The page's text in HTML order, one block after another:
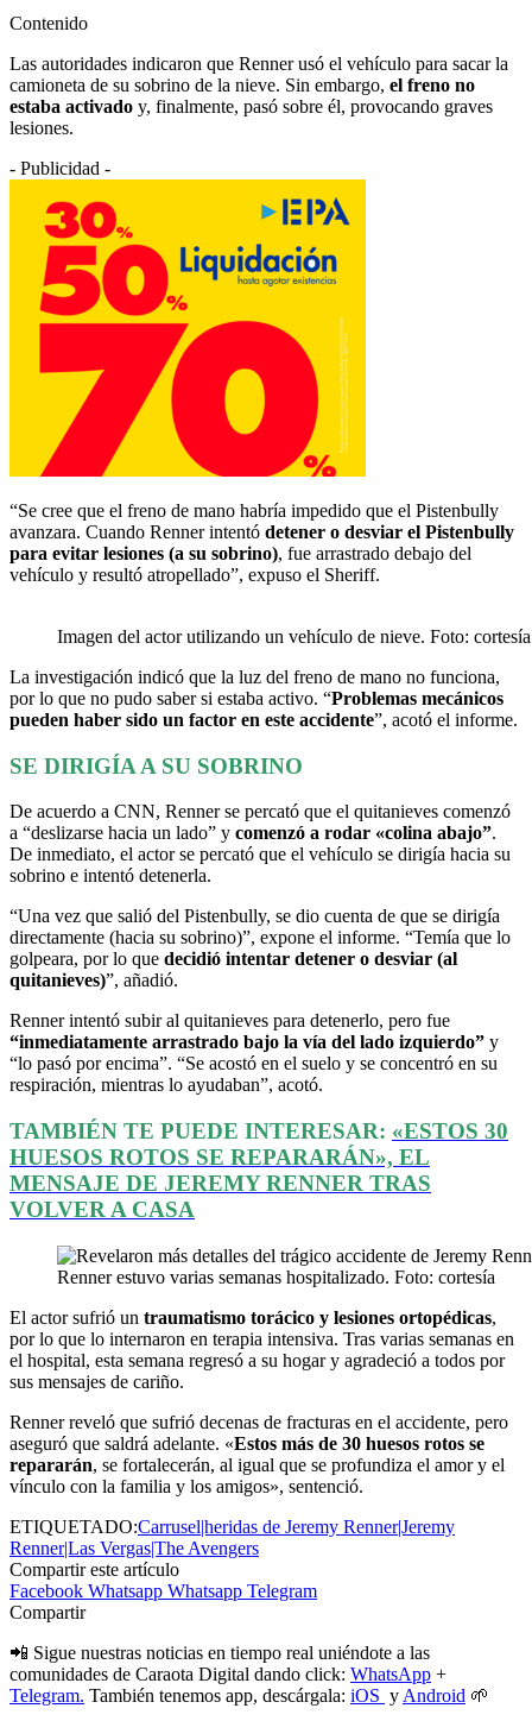
Contenido
Las autoridades indicaron que Renner usó el vehículo para sacar la
camioneta de su sobrino de la nieve. Sin embargo, el freno no
estaba activado y, finalmente, pasó sobre él, provocando graves
lesiones.
- Publicidad -
“Se cree que el freno de mano habría impedido que el Pistenbully
avanzara. Cuando Renner intentó detener o desviar el Pistenbully
para evitar lesiones (a su sobrino), fue arrastrado debajo del
vehículo y resultó atropellado”, expuso el Sheriff.
Imagen del actor utilizando un vehículo de nieve. Foto: cortesía
La investigación indicó que la luz del freno de mano no funciona,
por lo que no pudo saber si estaba activo. “Problemas mecánicos
pueden haber sido un factor en este accidente”, acotó el informe.
SE DIRIGÍA A SU SOBRINO
De acuerdo a CNN, Renner se percató que el quitanieves comenzó
a “deslizarse hacia un lado” y comenzó a rodar «colina abajo”.
De inmediato, el actor se percató que el vehículo se dirigía hacia su
sobrino e intentó detenerla.
“Una vez que salió del Pistenbully, se dio cuenta de que se dirigía
directamente (hacia su sobrino)”, expone el informe. “Temía que lo
golpeara, por lo que decidió intentar detener o desviar (al
quitanieves)”, añadió.
Renner intentó subir al quitanieves para detenerlo, pero fue
“inmediatamente arrastrado bajo la vía del lado izquierdo” y
“lo pasó por encima”. “Se acostó en el suelo y se concentró en su
respiración, mientras lo ayudaban”, acotó.
TAMBIÉN TE PUEDE INTERESAR: «ESTOS 30
HUESOS ROTOS SE REPARARÁN», EL
MENSAJE DE JEREMY RENNER TRAS
VOLVER A CASA
Renner estuvo varias semanas hospitalizado. Foto: cortesía
El actor sufrió un traumatismo torácico y lesiones ortopédicas,
por lo que lo internaron en terapia intensiva. Tras varias semanas en
el hospital, esta semana regresó a su hogar y agradeció a todos por
sus mensajes de cariño.
Renner reveló que sufrió decenas de fracturas en el accidente, pero
aseguró que saldrá adelante. «Estos más de 30 huesos rotos se
repararán, se fortalecerán, al igual que se profundiza el amor y el
vínculo con la familia y los amigos», sentenció.
ETIQUETADO:Carrusel|heridas de Jeremy Renner|Jeremy
Renner|Las Vergas|The Avengers
Compartir este artículo
Facebook Whatsapp Whatsapp Telegram
Compartir
📲 Sigue nuestras noticias en tiempo real uniéndote a las
comunidades de Caraota Digital dando click: WhatsApp +
Telegram. También tenemos app, descárgala: iOS y Android 🌱